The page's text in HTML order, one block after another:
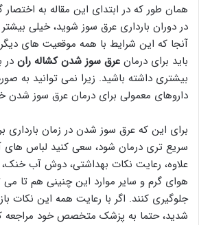
همان طور که در ابتدای این مقاله به اختصار
در دوران بارداری عرق سوز شوید، خیلی
آنجا که این شرایط با همه موقعیت های
باید برای درمان عرق سوز شدن کشاله ران در
بیشتری داشته باشید. زیرا نمی توانید به
داروهای معمولی برای درمان عرق سوز شدن
برای این که عرق سوز شدن در زمان بارداری
سریع تری درمان شود، سعی کنید لباس های
علاوه، رعایت نکات بهداشتی، دوش آب خنک،
هوای گرم و سایر موارد این چنینی هم تا می
جلوگیری کنند. اگر با رعایت همه این نکات
شدید، حتما به پزشک متخصص خود مراجعه